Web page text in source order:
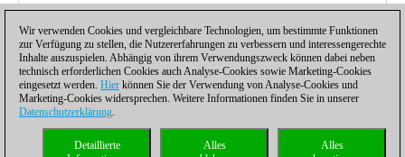
Datenschutzhinweis| Kontakt| |Lizenzen
Wir verwenden Cookies und vergleichbare Technologien, um bestimmte Funktionen
zur Verfügung zu stellen, die Nutzererfahrungen zu verbessern und interessengerechte
Inhalte auszuspielen. Abhängig von ihrem Verwendungszweck können dabei neben
technisch erforderlichen Cookies auch Analyse-Cookies sowie Marketing-Cookies
eingesetzt werden. Hier können Sie der Verwendung von Analyse-Cookies und
Marketing-Cookies widersprechen. Weitere Informationen finden Sie in unserer
Datenschutzerklärung.
Alles
Alles
Detaillierte